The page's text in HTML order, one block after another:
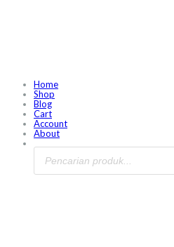
Home
Shop
Blog
Cart
Account
About